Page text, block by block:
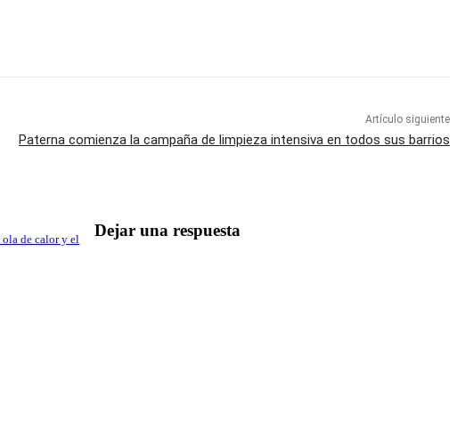
Artículo siguiente
Paterna comienza la campaña de limpieza intensiva en todos sus barrios
ola de calor y el
Dejar una respuesta